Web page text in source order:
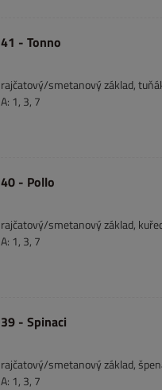
41 - Tonno
rajčatový/smetanový základ,
A: 1, 3, 7
40 - Pollo
rajčatový/smetanový základ,
A: 1, 3, 7
39 - Spinaci
rajčatový/smetanový základ,
A: 1, 3, 7